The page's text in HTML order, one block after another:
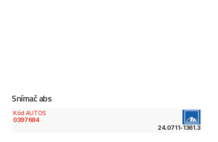
Snímač abs
Kód AUTOS
0397684
24.0711-1361.3